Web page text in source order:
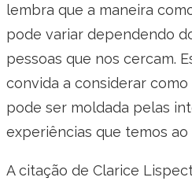
lembra que a maneira
pode variar dependendo
pessoas que nos cercam.
convida a considerar
pode ser moldada pelas
experiências que temos ao
A citação de Clarice